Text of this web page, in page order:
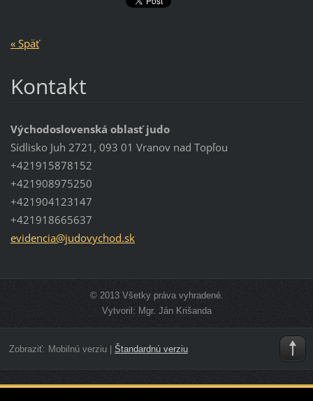
« Späť
Kontakt
Východoslovenská oblasť judo
Sídlisko Juh 2721, 093 01 Vranov nad Topľou
+421915878152
+421908975250
+421904123147
+421918665637
evidencia@judovychod.sk
© 2013 Všetky práva vyhradené.
Vytvoril: Mgr. Ján Krišanda
Zobraziť: Mobilnú verziu| Štandardnú verziu